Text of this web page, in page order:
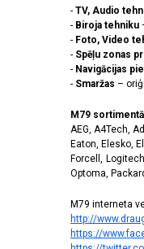
- TV, Audio
- Biroja tehniku
- Foto, Video
- Spēļu zonas
- Navigācijas
- Smaržas –
M79
AEG, A4Tech,
Eaton, Elesko,
Forcell,
Optoma,
M79 interneta
http://
https://